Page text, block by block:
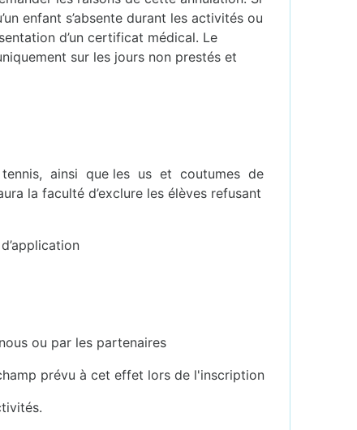
enfant s’absente durant les activités ou
d’un certificat médical. Le
sur les jours non prestés et
tennis, ainsi que les us et coutumes de
la faculté d’exclure les élèves refusant
ou par les partenaires
prévu à cet effet lors de l'inscription